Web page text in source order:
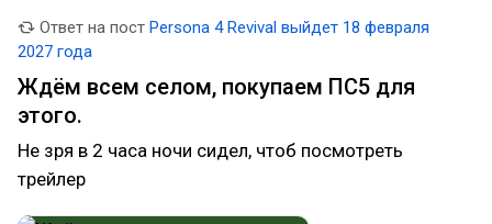
Ответ на пост Persona 4 Revival выйдет 18 февраля
2027 года
Ждём всем селом, покупаем ПС5 для
этого.
Не зря в 2 часа ночи сидел, чтоб посмотреть
трейлер